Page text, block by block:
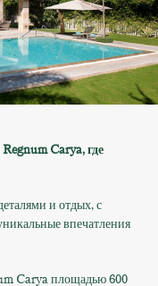
Carya, где
и отдых, с
впечатления
Carya площадью 600